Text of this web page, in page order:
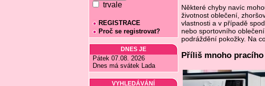
trvale
REGISTRACE
Proč se registrovat?
DNES JE
Pátek 07.08. 2026
Dnes má svátek Lada
VYHLEDÁVÁNÍ
Některé chyby navíc
životnost oblečení,
vlastnosti a v případě
nebo sportovního
podráždění pokožky. Na
Příliš mnoho